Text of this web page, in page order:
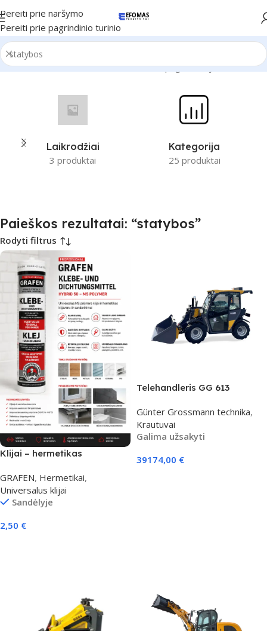
Pereiti prie naršymo
Pereiti prie pagrindinio turinio
Pradžia Parduotuvė Paieškos rezultatai pagal “statybos”
Laikrodžiai
3 produktai
Kategorija
25 produktai
Paieškos rezultatai: “statybos”
Rodyti filtrus
Klijai – hermetikas
GRAFEN, Hermetikai,
Universalus klijai
Sandėlyje
2,50 €
Telehandleris GG 613
Günter Grossmann technika,
Krautuvai
Galima užsakyti
39174,00 €